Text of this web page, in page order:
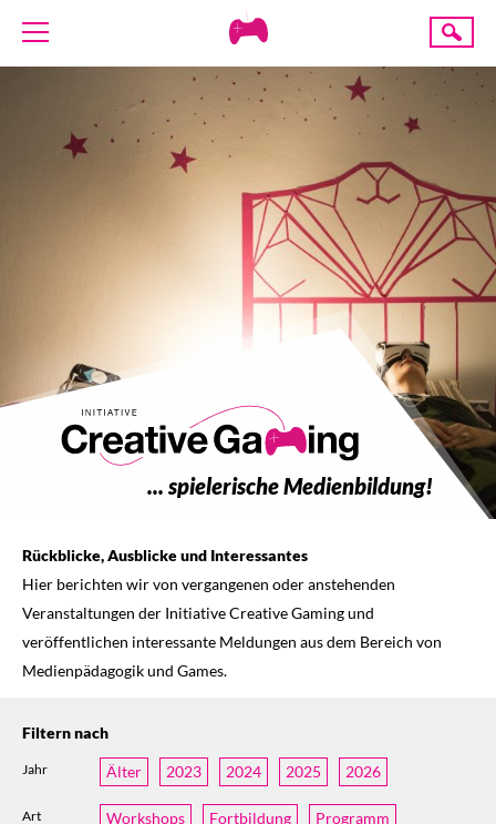
Creative
ÜBER UNS
AKTUELLES
ANGEBOTE
PROJEKTE
PRESSE
SPENDE
Suche
... spielerische Medienbildung!
Rückblicke, Ausblicke und Interessantes
Hier berichten wir von vergangenen oder anstehenden
Veranstaltungen der Initiative Creative Gaming und
veröffentlichen interessante Meldungen aus dem Bereich von
Medienpädagogik und Games.
Filtern nach
Jahr Älter 2023 2024 2025 2026
Art Workshops Fortbildung Programm